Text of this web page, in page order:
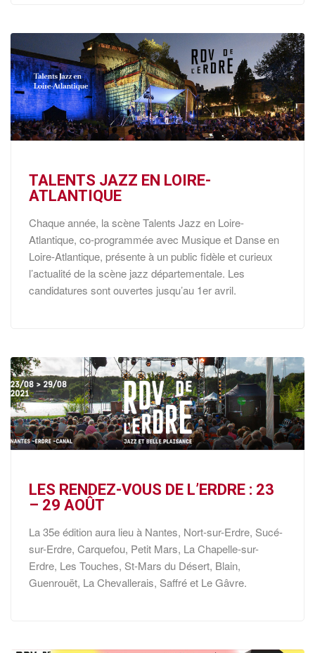
TALENTS JAZZ EN LOIRE-
ATLANTIQUE
Chaque année, la scène Talents Jazz en Loire-
Atlantique, co-programmée avec Musique et Danse en
Loire-Atlantique, présente à un public fidèle et curieux
l’actualité de la scène jazz départementale. Les
candidatures sont ouvertes jusqu’au 1er avril.
LES RENDEZ-VOUS DE L’ERDRE : 23
– 29 AOÛT
La 35e édition aura lieu à Nantes, Nort-sur-Erdre, Sucé-
sur-Erdre, Carquefou, Petit Mars, La Chapelle-sur-
Erdre, Les Touches, St-Mars du Désert, Blain,
Guenrouët, La Chevallerais, Saffré et Le Gâvre.